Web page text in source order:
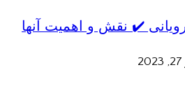
✔️ نقش و اهمیت آنها